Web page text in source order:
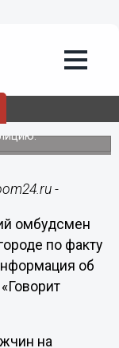
на 14-
-
омбудсмен
по факту
об
на